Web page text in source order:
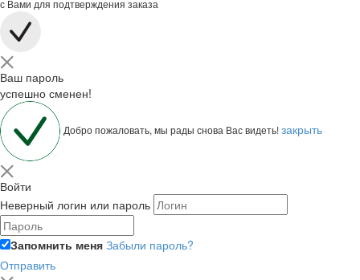
с Вами для подтверждения заказа
Ваш пароль
успешно сменен!
Добро пожаловать, мы рады снова Вас видеть!закрыть
Войти
Неверный логин или пароль
Запомнить меня Забыли пароль?
Отправить